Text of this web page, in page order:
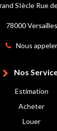
SIècle Rue
78000 Versailles
Nous appeler
Nos
Estimation
Acheter
Louer